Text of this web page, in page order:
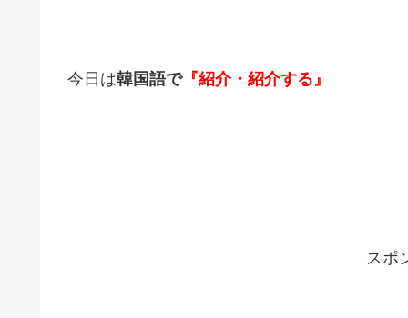
今日は韓国語で『紹介・紹介する』
スポ